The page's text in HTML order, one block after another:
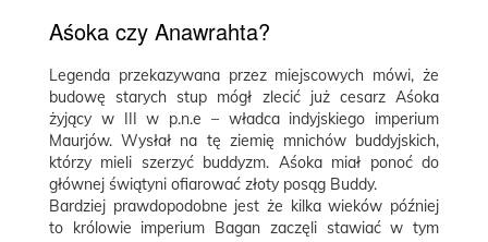
Aśoka czy Anawrahta?
Legenda przekazywana przez miejscowych mówi, że
budowę starych stup mógł zlecić już cesarz Aśoka
żyjący w III w p.n.e – władca indyjskiego imperium
Maurjów. Wysłał na tę ziemię mnichów buddyjskich,
którzy mieli szerzyć buddyzm. Aśoka miał ponoć do
głównej świątyni ofiarować złoty posąg Buddy.
Bardziej prawdopodobne jest że kilka wieków później
to królowie imperium Bagan zaczęli stawiać w tym